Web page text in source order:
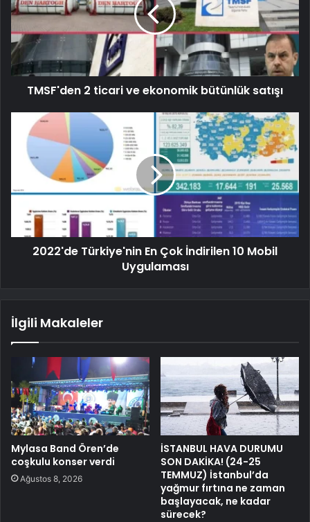
TMSF'den 2 ticari ve ekonomik bütünlük satışı
2022'de Türkiye'nin En Çok İndirilen 10 Mobil
Uygulaması
İlgili Makaleler
Mylasa Band Ören’de
coşkulu konser verdi
Ağustos 8, 2026
İSTANBUL HAVA DURUMU
SON DAKİKA! (24-25
TEMMUZ) İstanbul’da
yağmur fırtına ne zaman
başlayacak, ne kadar
sürecek?